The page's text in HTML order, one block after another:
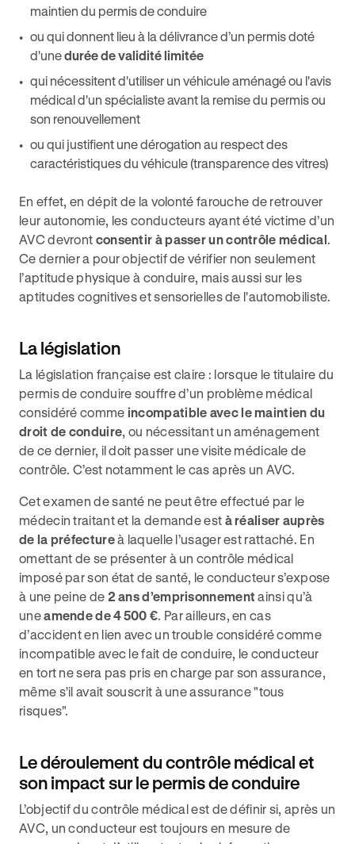
maintien du permis de conduire
ou qui donnent lieu à la délivrance d’un permis doté
d'unedurée de validité limitée
qui nécessitent d'utiliser un véhicule aménagé ou l'avis
médical d'un spécialiste avant la remise du permis ou
son renouvellement
ou qui justifient une dérogation au respect des
caractéristiques du véhicule (transparence des vitres)
En effet, en dépit de la volonté farouche de retrouver
leur autonomie, les conducteurs ayant été victime d’un
AVC devront consentir à passer un contrôle médical.
Ce dernier a pour objectif de vérifier non seulement
l’aptitude physique à conduire, mais aussi sur les
aptitudes cognitives et sensorielles de l'automobiliste.
La législation
La législation française est claire : lorsque le titulaire du
permis de conduire souffre d’un problème médical
considéré comme incompatible avec le maintien du
droit de conduire, ou nécessitant un aménagement
de ce dernier, il doit passer une visite médicale de
contrôle. C’est notamment le cas après un AVC.
Cet examen de santé ne peut être effectué par le
médecin traitant et la demande est à réaliser auprès
de la préfectureà laquelle l’usager est rattaché. En
omettant de se présenter à un contrôle médical
imposé par son état de santé, le conducteur s’expose
à une peine de 2 ans d’emprisonnement ainsi qu’à
uneamende de 4 500 €. Par ailleurs, en cas
d’accident en lien avec un trouble considéré comme
incompatible avec le fait de conduire, le conducteur
en tort ne sera pas pris en charge par son assurance,
même s'il avait souscrit à une assurance "tous
risques".
Le déroulement du contrôle médical et
son impact sur le permis de conduire
L’objectif du contrôle médical est de définir si, après un
AVC, un conducteur est toujours en mesure de